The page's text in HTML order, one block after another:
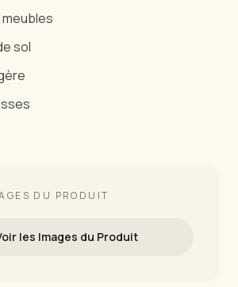
sol
DU PRODUIT
les Images du Produit